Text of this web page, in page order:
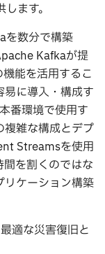
ます。
を数分で構築
Kafkaが提
能を活用するこ
に導入・構成す
番環境で使用す
複雑な構成とデプ
Streamsを使用
を割くのではな
リケーション構築
適な災害復旧と